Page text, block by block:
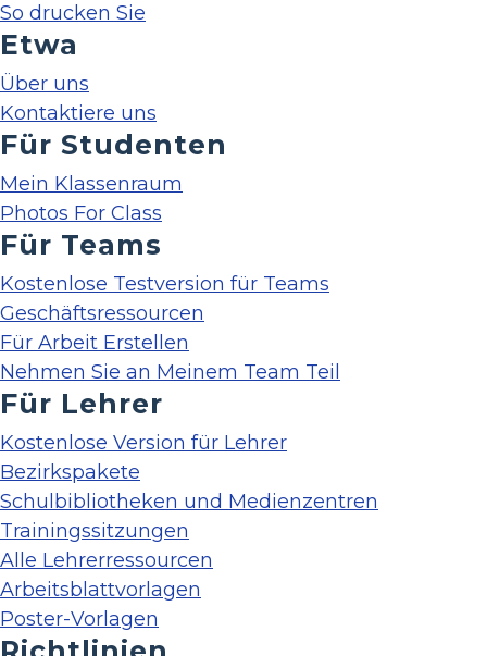
So drucken Sie
Etwa
Über uns
Kontaktiere uns
Für Studenten
Mein Klassenraum
Photos For Class
Für Teams
Kostenlose Testversion für Teams
Geschäftsressourcen
Für Arbeit Erstellen
Nehmen Sie an Meinem Team Teil
Für Lehrer
Kostenlose Version für Lehrer
Bezirkspakete
Schulbibliotheken und Medienzentren
Trainingssitzungen
Alle Lehrerressourcen
Arbeitsblattvorlagen
Poster-Vorlagen